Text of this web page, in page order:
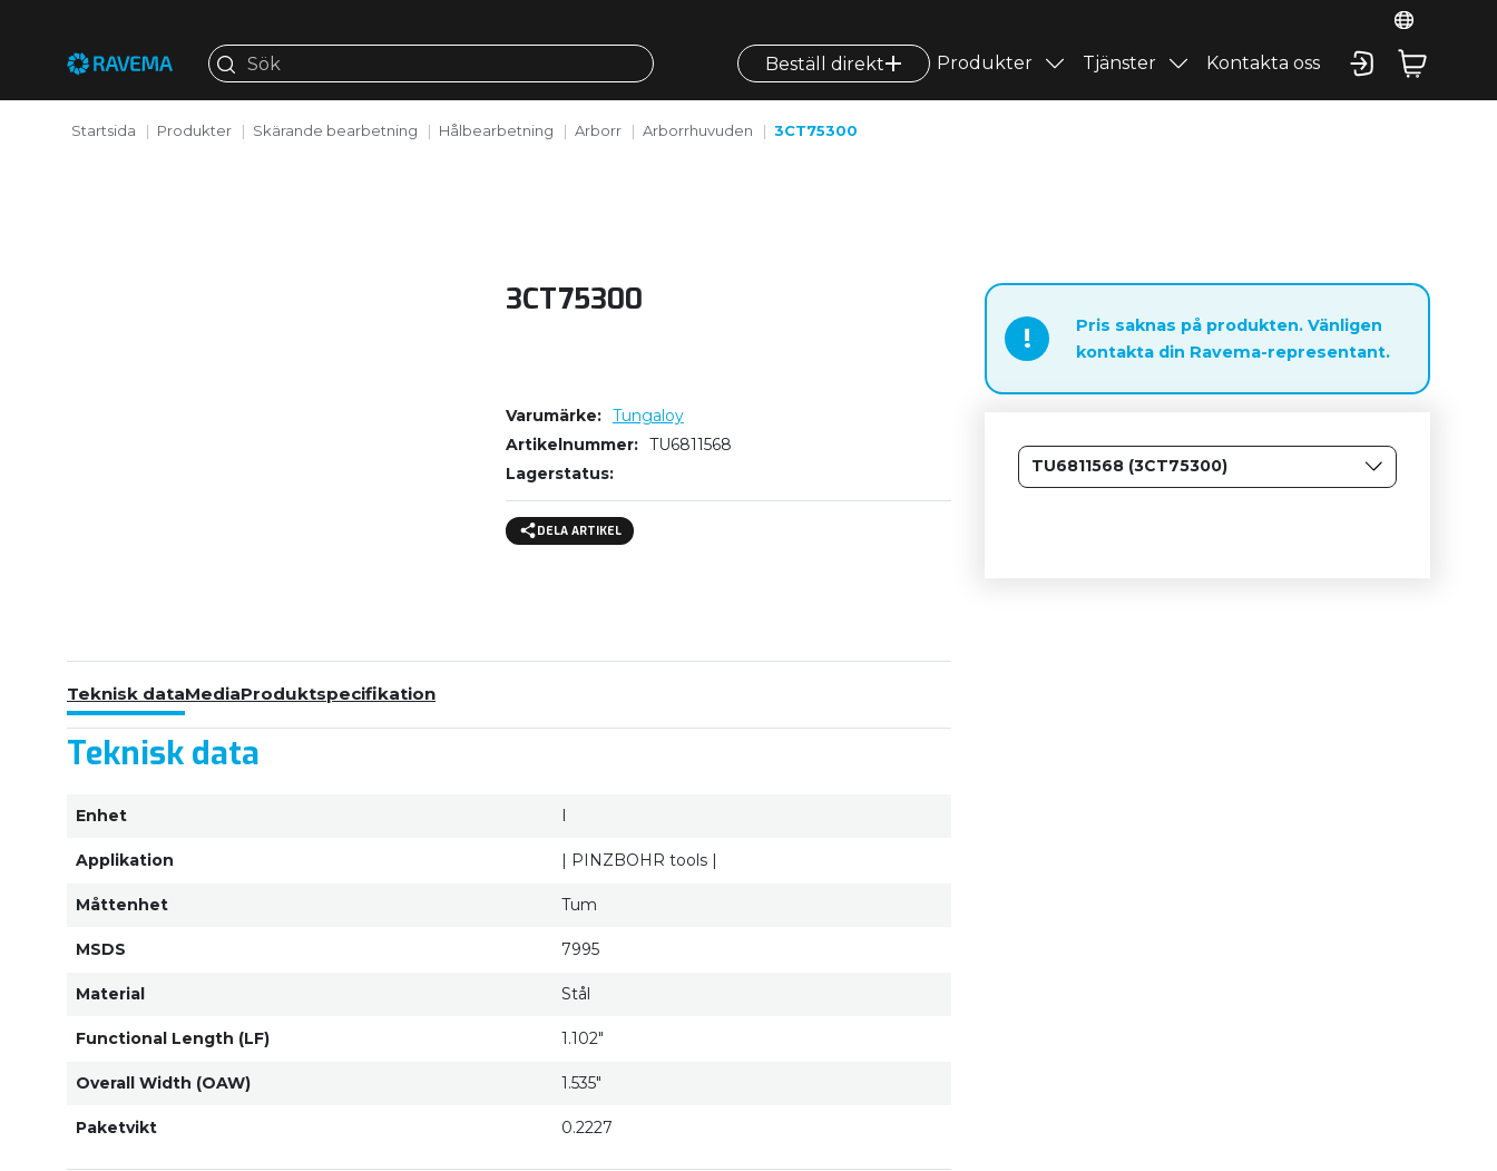
Beställ direkt Produkter Tjänster Kontakta oss
Startsida Produkter Skärande bearbetning Hålbearbetning Arborr Arborrhuvuden 3CT75300
3CT75300
!
Pris saknas på produkten. Vänligen
kontakta din Ravema-representant.
TU6811568 (3CT75300)
Varumärke
Tungaloy
Artikelnummer
TU6811568
Lagerstatus
DELA ARTIKEL
Teknisk dataMediaProduktspecifikation
Teknisk data
Enhet I
Applikation | PINZBOHR tools |
Måttenhet Tum
MSDS 7995
Material Stål
Functional Length (LF) 1.102"
Overall Width (OAW) 1.535"
Paketvikt 0.2227